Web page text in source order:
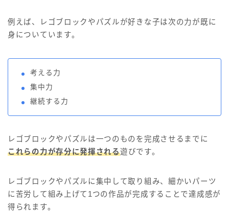
例えば、レゴブロックやパズルが好きな子は次の力が既に
身についています。
考える力
集中力
継続する力
レゴブロックやパズルは一つのものを完成させるまでに
これらの力が存分に発揮される遊びです。
レゴブロックやパズルに集中して取り組み、細かいパーツ
に苦労して組み上げて1つの作品が完成することで達成感が
得られます。